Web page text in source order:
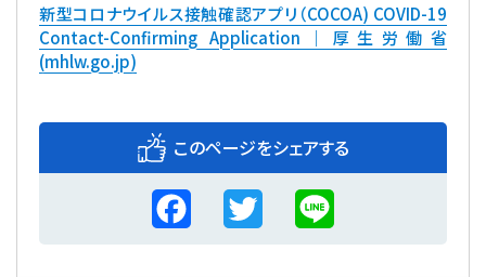
新型コロナウイルス接触確認アプリ（COCOA) COVID-19
Contact-Confirming Application｜厚生労働省
(mhlw.go.jp)
このページをシェアする
F
a
T
w
L
i